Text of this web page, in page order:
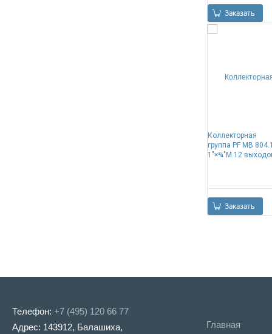
Заказать
Коллекторная
группа PF MB
1"×¾"M 12
Заказать
Телефон: +7 (495) 120 66 77
Адрес: 143912, Балашиха,
Главная